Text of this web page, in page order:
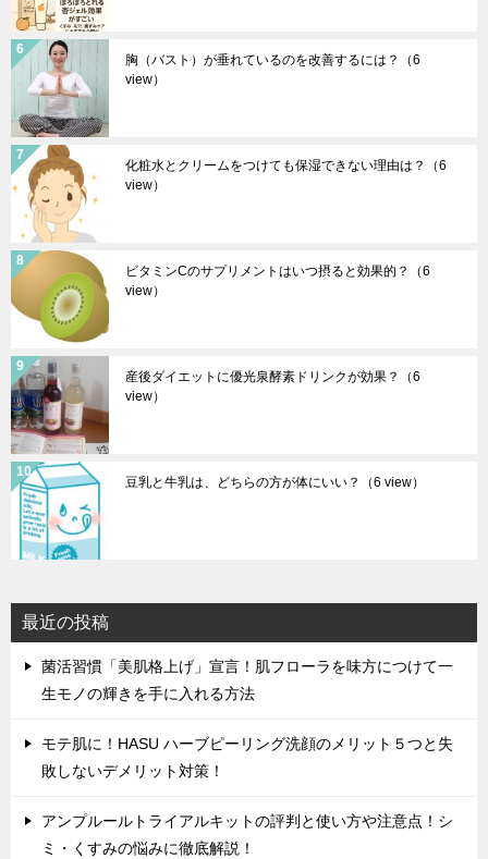
胸（バスト）が垂れているのを改善するには？
（6
view）
化粧水とクリームをつけても保湿できない理由は？
（6
view）
ビタミンCのサプリメントはいつ摂ると効果的？
（6
view）
産後ダイエットに優光泉酵素ドリンクが効果？
（6
view）
豆乳と牛乳は、どちらの方が体にいい？ （6 view）
最近の投稿
菌活習慣「美肌格上げ」宣言！肌フローラを味方につけて一
生モノの輝きを手に入れる方法
モテ肌に！HASU ハーブピーリング洗顔のメリット５つと失
敗しないデメリット対策！
アンプルールトライアルキットの評判と使い方や注意点！シ
ミ・くすみの悩みに徹底解説！